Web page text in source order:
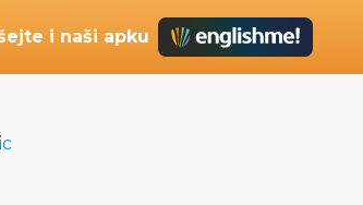
i naši apku